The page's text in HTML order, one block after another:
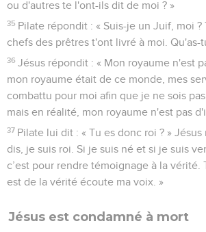
ou d'autres te l'ont-ils dit de moi ? »
35 Pilate répondit : « Suis-je un Juif, moi ?
chefs des prêtres t'ont livré à moi. Qu'as-
36 Jésus répondit : « Mon royaume n'est
mon royaume était de ce monde, mes
combattu pour moi afin que je ne sois
mais en réalité, mon royaume n'est pas
37 Pilate lui dit : « Tu es donc roi ? »
dis, je suis roi. Si je suis né et si je suis
c’est pour rendre témoignage à la vérité.
est de la vérité écoute ma voix. »
Jésus est condamné à mort